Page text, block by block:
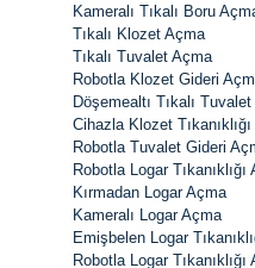
Kameralı Tıkalı Boru
Tıkalı Klozet Açma
Tıkalı Tuvalet Açma
Robotla Klozet Gideri
Döşemealtı Tıkalı
Cihazla Klozet
Robotla Tuvalet Gideri
Robotla Logar Tıkanıklığı
Kırmadan Logar Açma
Kameralı Logar Açma
Emişbelen Logar
Robotla Logar Tıkanıklığı